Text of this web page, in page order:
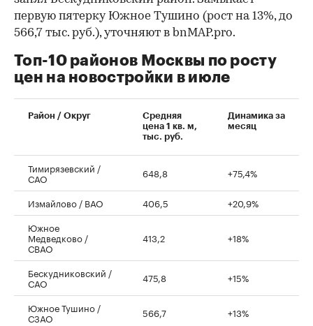
00:00 / 00:00
первую пятерку Южное Тушино (рост на 13%, до
566,7 тыс. руб.), уточняют в bnMAP.pro.
Топ-10 районов Москвы по росту
цен на новостройки в июле
Район / Округ
Средняя
цена 1 кв. м,
тыс. руб.
Динамика за
месяц
Тимирязевский /
САО 648,8 +75,4%
Измайлово / ВАО 406,5
+20,9%
Южное
Медведково /
СВАО
413,2 +18%
Бескудниковский /
САО 475,8 +15%
Южное Тушино /
СЗАО 566,7 +13%